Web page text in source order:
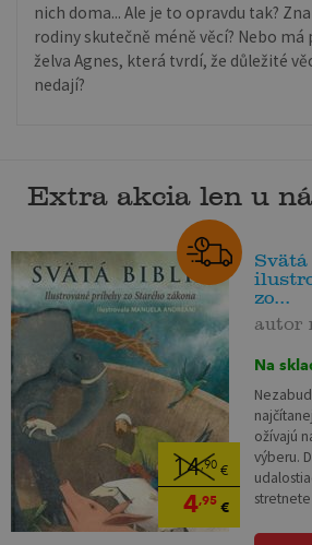
nich doma... Ale je to opravdu tak?
rodiny skutečně méně věcí? Nebo má
želva Agnes, která tvrdí, že důležité
nedají?
Extra akcia len u
14,90€
4,95€
zo...
autor
Na
ožívajú
výberu.
stretnete